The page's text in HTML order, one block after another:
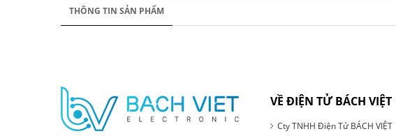
THÔNG TIN SẢN PHẨM
VỀ ĐIỆN TỬ BÁCH VIỆT
Cty TNHH Điện Tử BÁCH VIỆT